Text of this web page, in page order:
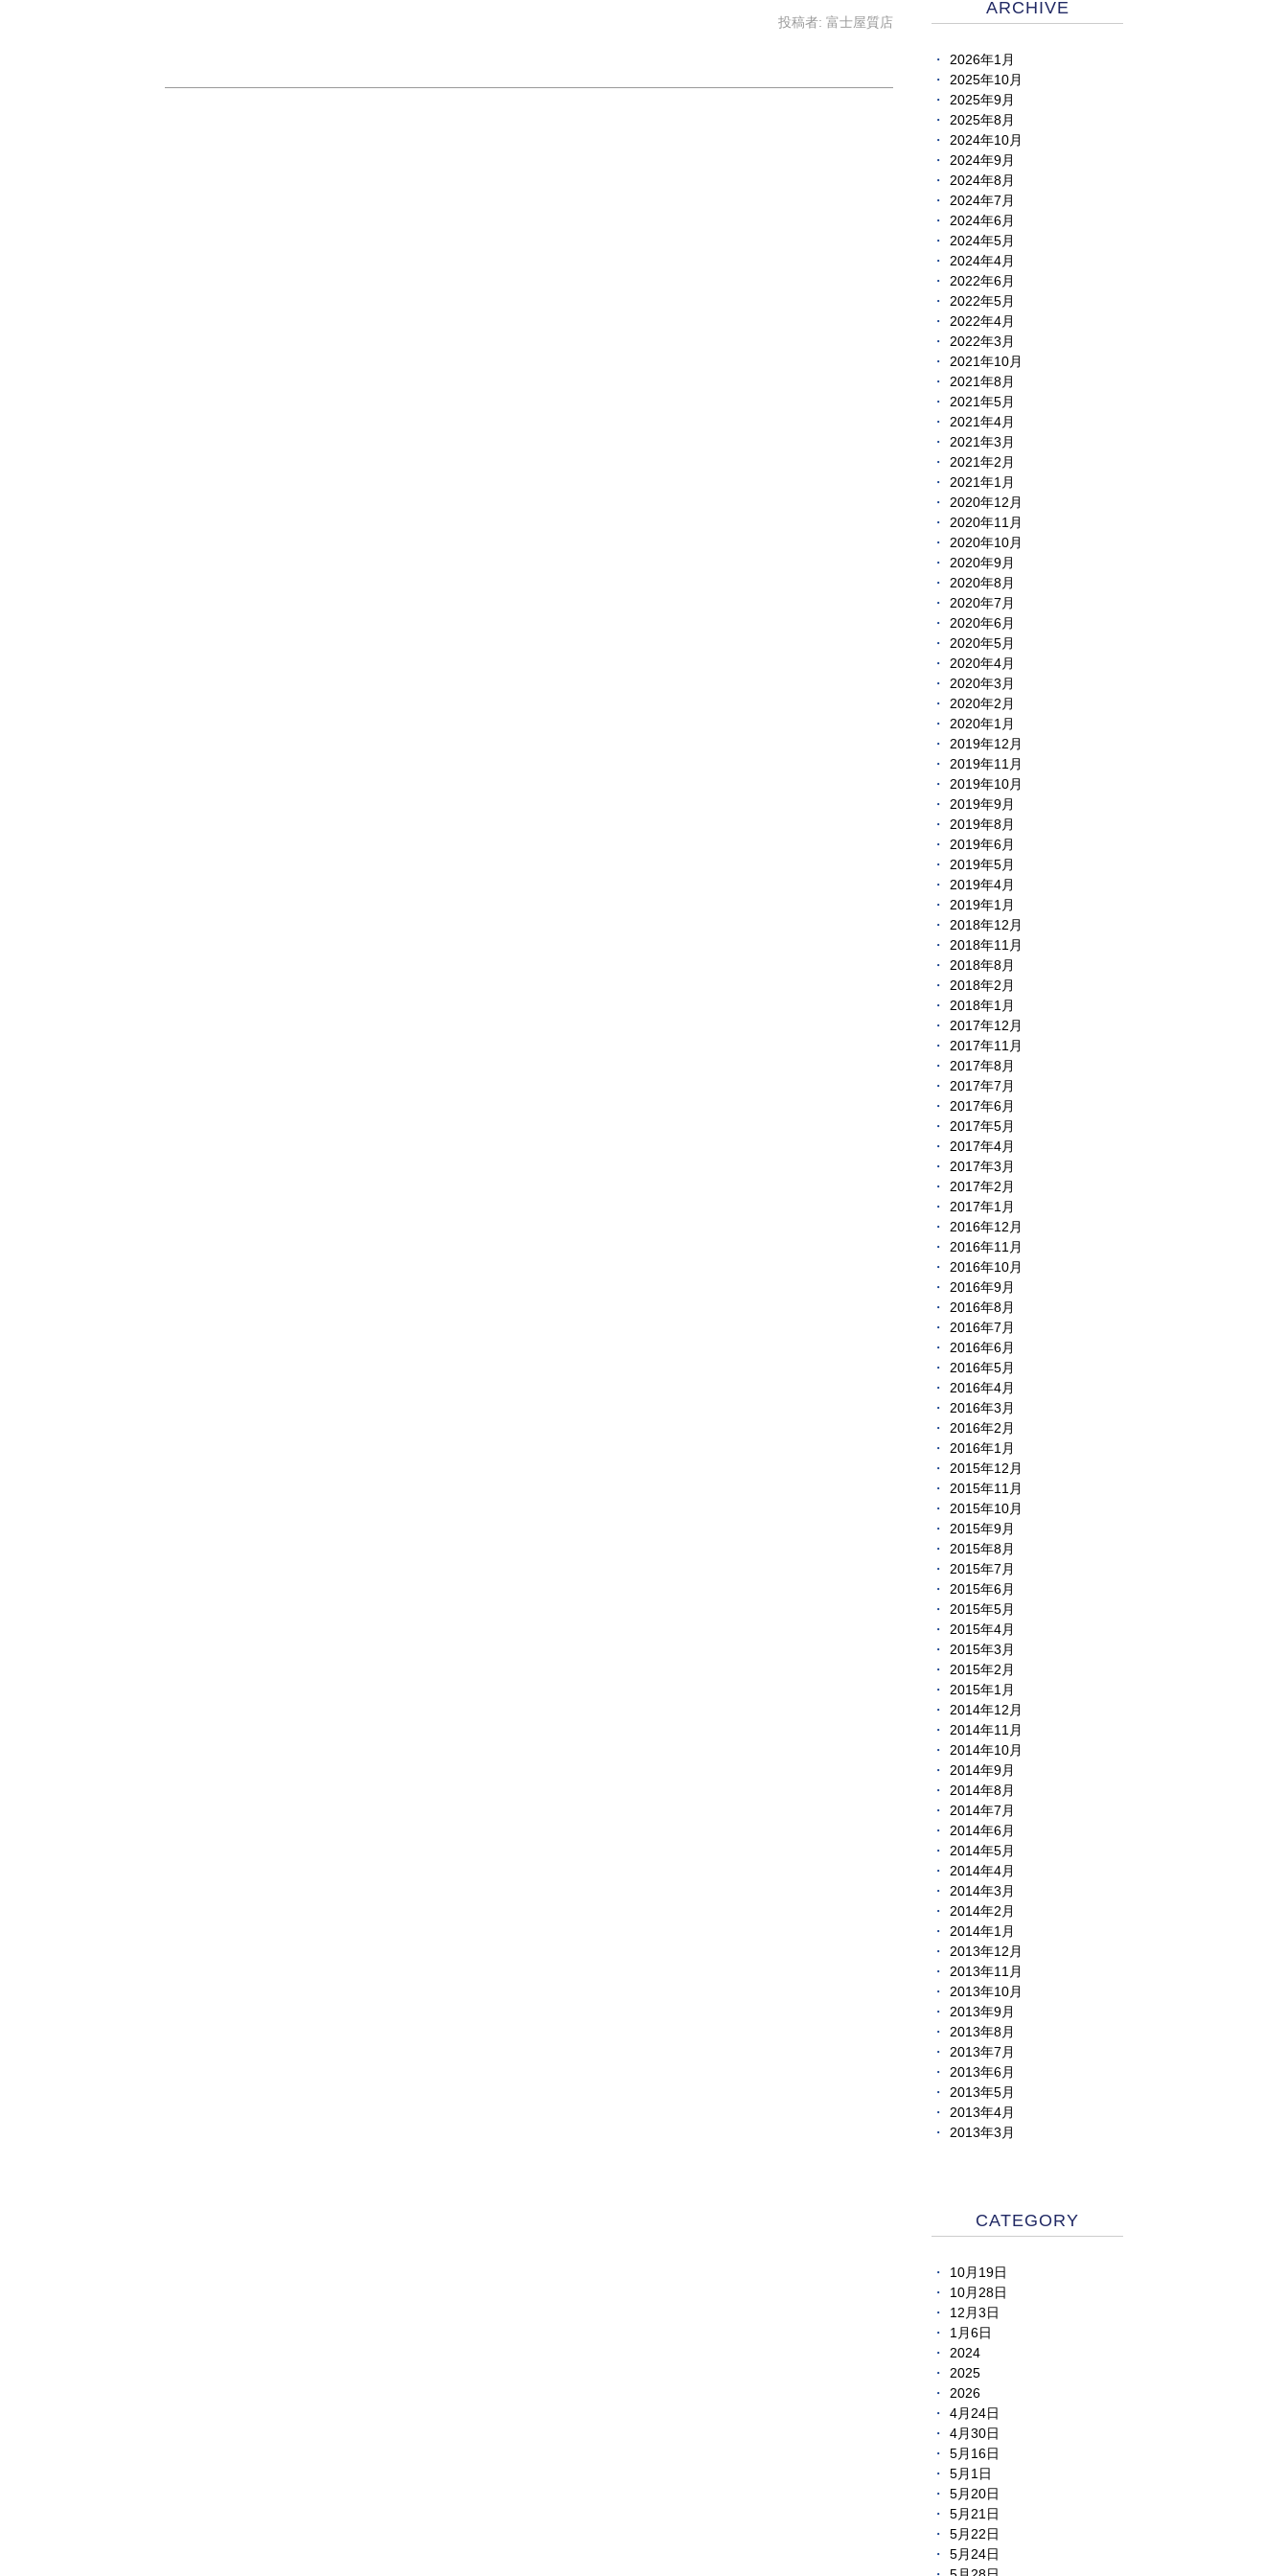
投稿者: 富士屋質店
ARCHIVE
2026年1月
2025年10月
2025年9月
2025年8月
2024年10月
2024年9月
2024年8月
2024年7月
2024年6月
2024年5月
2024年4月
2022年6月
2022年5月
2022年4月
2022年3月
2021年10月
2021年8月
2021年5月
2021年4月
2021年3月
2021年2月
2021年1月
2020年12月
2020年11月
2020年10月
2020年9月
2020年8月
2020年7月
2020年6月
2020年5月
2020年4月
2020年3月
2020年2月
2020年1月
2019年12月
2019年11月
2019年10月
2019年9月
2019年8月
2019年6月
2019年5月
2019年4月
2019年1月
2018年12月
2018年11月
2018年8月
2018年2月
2018年1月
2017年12月
2017年11月
2017年8月
2017年7月
2017年6月
2017年5月
2017年4月
2017年3月
2017年2月
2017年1月
2016年12月
2016年11月
2016年10月
2016年9月
2016年8月
2016年7月
2016年6月
2016年5月
2016年4月
2016年3月
2016年2月
2016年1月
2015年12月
2015年11月
2015年10月
2015年9月
2015年8月
2015年7月
2015年6月
2015年5月
2015年4月
2015年3月
2015年2月
2015年1月
2014年12月
2014年11月
2014年10月
2014年9月
2014年8月
2014年7月
2014年6月
2014年5月
2014年4月
2014年3月
2014年2月
2014年1月
2013年12月
2013年11月
2013年10月
2013年9月
2013年8月
2013年7月
2013年6月
2013年5月
2013年4月
2013年3月
CATEGORY
10月19日
10月28日
12月3日
1月6日
2024
2025
2026
4月24日
4月30日
5月16日
5月1日
5月20日
5月21日
5月22日
5月24日